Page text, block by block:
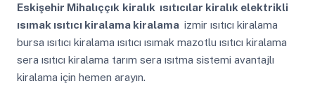
Eskişehir Mihalıççık kiralık ısıtıcılar kiralık elektrikli
ısımak ısıtıcı kiralama kiralama izmir ısıtıcı kiralama
bursa ısıtıcı kiralama ısıtıcı ısımak mazotlu ısıtıcı kiralama
sera ısıtıcı kiralama tarım sera ısıtma sistemi avantajlı
kiralama için hemen arayın.